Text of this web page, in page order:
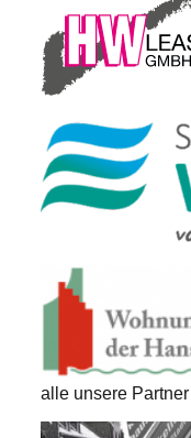
alle unsere Partner